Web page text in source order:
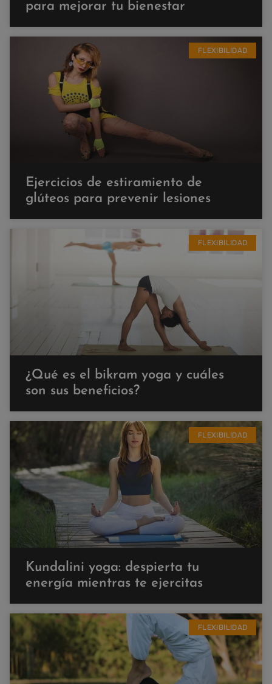
para mejorar tu bienestar
FLEXIBILIDAD
Ejercicios de estiramiento de
glúteos para prevenir lesiones
FLEXIBILIDAD
¿Qué es el bikram yoga y cuáles
son sus beneficios?
FLEXIBILIDAD
Kundalini yoga: despierta tu
energía mientras te ejercitas
FLEXIBILIDAD